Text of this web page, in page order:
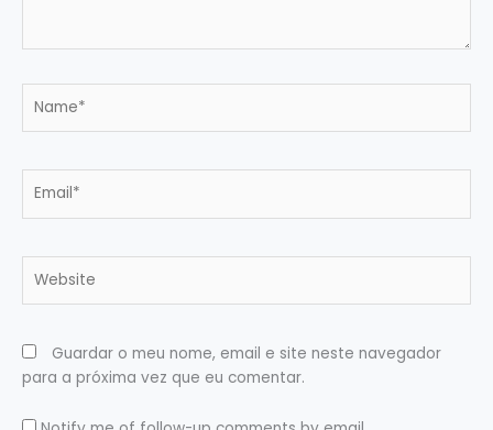
Guardar o meu nome, email e site neste navegador
para a próxima vez que eu comentar.